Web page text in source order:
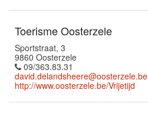
Toerisme Oosterzele
Sportstraat, 3
9860 Oosterzele
09/363.83.31
david.delandsheere@oosterzele.be
http://www.oosterzele.be/Vrijetijd